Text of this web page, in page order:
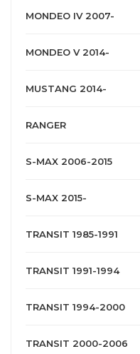
MONDEO IV 2007-
MONDEO V 2014-
MUSTANG 2014-
RANGER
S-MAX 2006-2015
S-MAX 2015-
TRANSIT 1985-1991
TRANSIT 1991-1994
TRANSIT 1994-2000
TRANSIT 2000-2006